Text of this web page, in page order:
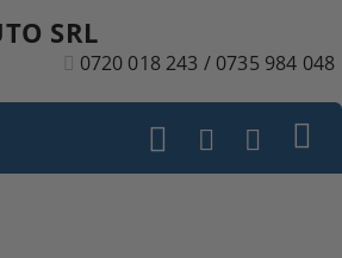
SRL
0720 018 243 / 0735 984 048